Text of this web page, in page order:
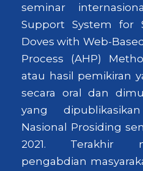
seminar
Support System for
Doves with Web-
Process (AHP)
atau hasil pemikiran
secara oral dan
yang
Nasional Prosiding
2021. Terakhir
pengabdian